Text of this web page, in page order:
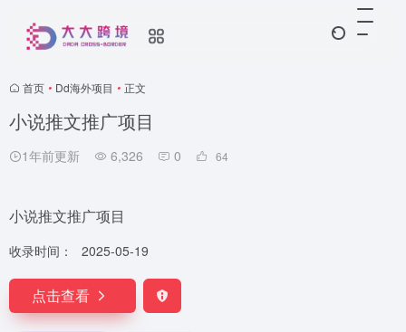
首页 • Dd海外项目 • 正文
小说推文推广项目
1年前更新 6,326 0 64
小说推文推广项目
收录时间： 2025-05-19
点击查看